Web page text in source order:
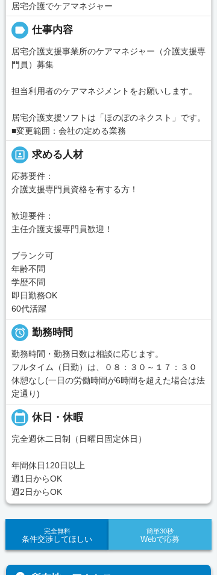
居宅介護でケアマネジャー
label 仕事内容
居宅介護支援事業所のケアマネジャー（介護支援専
門員）募集
担当利用者のケアマネジメントをお願いします。
居宅介護支援ソフトは「ほのぼのネクスト」です。
■変更範囲：会社の定める業務
portrait 求める人材
応募要件：
介護支援専門員資格を有する方！
歓迎要件：
主任介護支援専門員歓迎！
ブランク可
年齢不問
学歴不問
即日勤務OK
60代活躍
 勤務時間
勤務時間・勤務日数は相談に応じます。
フルタイム（日勤）は、０８：３０～１７：３０
休憩なし(一日の労働時間が6時間を超えた場合は法
定通り)
calendar_today 休日・休暇
完全週休二日制（日曜日固定休日）
年間休日120日以上
週1日からOK
週2日からOK
完全無料
条件交渉してほしい
簡単30秒
Webで応募